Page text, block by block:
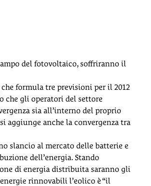
del fotovoltaico, soffriranno il
formula tre previsioni per il 2012
che gli operatori del settore
sia all’interno del proprio
aggiunge anche la convergenza tra
slancio al mercato delle batterie e
dell’energia. Stando
di energia distribuita saranno gli
rinnovabili l’eolico è “il